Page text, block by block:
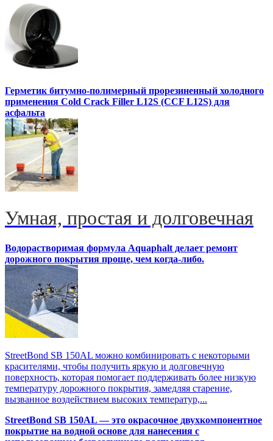
Герметик битумно-полимерный прорезиненный холодного
применения Cold Crack Filler L12S (ССF L12S) для
асфальта
Умная, простая и долговечная
Водорастворимая формула Aquaphalt делает ремонт
дорожного покрытия проще, чем когда-либо.
StreetBond SB 150AL можно комбинировать с некоторыми
красителями, чтобы получить яркую и долговечную
поверхность, которая помогает поддерживать более низкую
температуру дорожного покрытия, замедляя старение,
вызванное воздействием высоких температур,...
StreetBond SB 150AL — это окрасочное двухкомпонентное
покрытие на водной основе для нанесения с